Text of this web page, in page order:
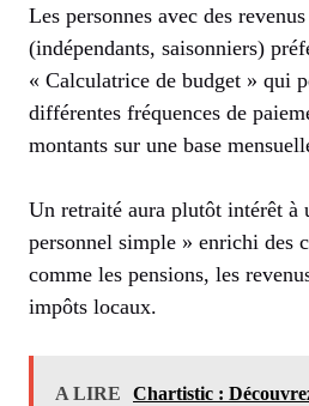
Les personnes avec des
(indépendants, saisonniers)
« Calculatrice de budget » qui
différentes fréquences de
montants sur une base
Un retraité aura plutôt intérêt à
personnel simple » enrichi des
comme les pensions, les
impôts locaux.
A LIRE
Chartistic :